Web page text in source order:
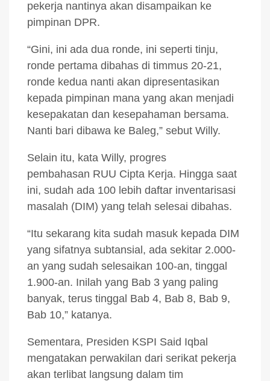
pekerja nantinya akan disampaikan ke
pimpinan DPR.
“Gini, ini ada dua ronde, ini seperti tinju,
ronde pertama dibahas di timmus 20-21,
ronde kedua nanti akan dipresentasikan
kepada pimpinan mana yang akan menjadi
kesepakatan dan kesepahaman bersama.
Nanti bari dibawa ke Baleg,” sebut Willy.
Selain itu, kata Willy, progres
pembahasan RUU Cipta Kerja. Hingga saat
ini, sudah ada 100 lebih daftar inventarisasi
masalah (DIM) yang telah selesai dibahas.
“Itu sekarang kita sudah masuk kepada DIM
yang sifatnya subtansial, ada sekitar 2.000-
an yang sudah selesaikan 100-an, tinggal
1.900-an. Inilah yang Bab 3 yang paling
banyak, terus tinggal Bab 4, Bab 8, Bab 9,
Bab 10,” katanya.
Sementara, Presiden KSPI Said Iqbal
mengatakan perwakilan dari serikat pekerja
akan terlibat langsung dalam tim